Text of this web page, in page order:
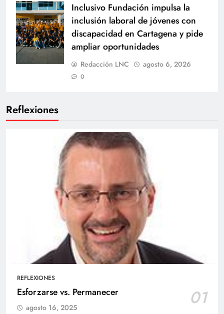
Reflexiones
REFLEXIONES
Esforzarse vs. Permanecer 01
agosto 16, 2025
Inclusivo Fundación impulsa la
inclusión laboral de jóvenes con
discapacidad en Cartagena y pide
ampliar oportunidades
Redacción LNC agosto 6, 2026
0